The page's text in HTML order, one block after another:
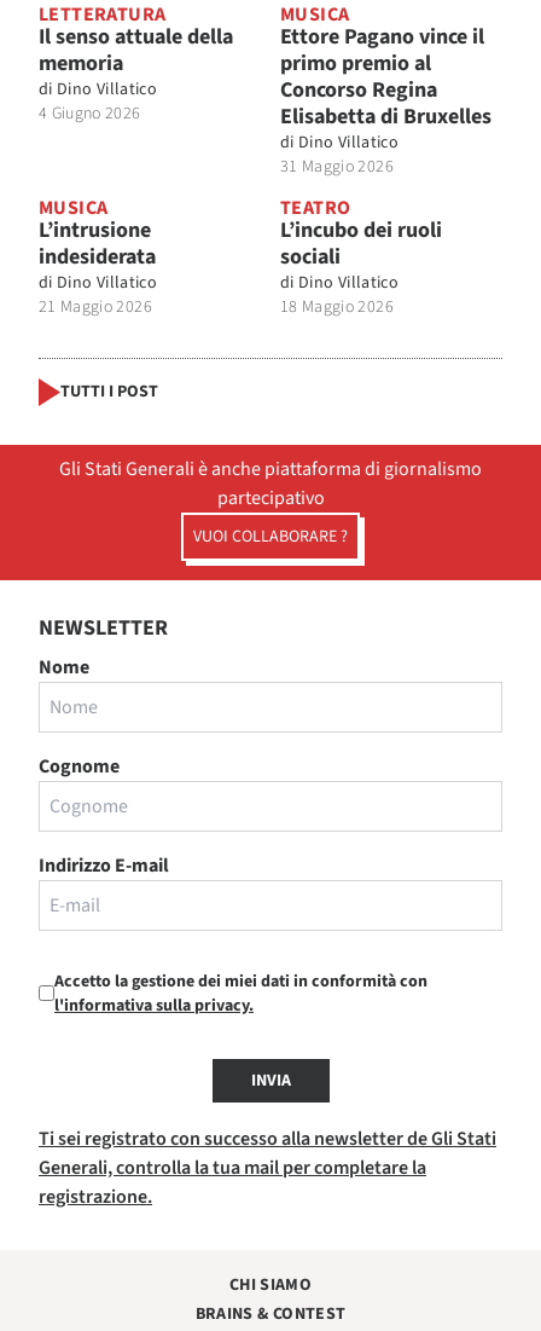
LETTERATURA
Il senso attuale della
memoria
di Dino Villatico
4 Giugno 2026
MUSICA
Ettore Pagano vince il
primo premio al
Concorso Regina
Elisabetta di Bruxelles
di Dino Villatico
31 Maggio 2026
MUSICA
L’intrusione
indesiderata
di Dino Villatico
21 Maggio 2026
TEATRO
L’incubo dei ruoli
sociali
di Dino Villatico
18 Maggio 2026
TUTTI I POST
Gli Stati Generali è anche piattaforma di giornalismo
partecipativo
VUOI COLLABORARE ?
NEWSLETTER
Nome
Cognome
Indirizzo E-mail
Accetto la gestione dei miei dati in conformità con
l'informativa sulla privacy.
INVIA
Ti sei registrato con successo alla newsletter de Gli Stati
Generali, controlla la tua mail per completare la
registrazione.
CHI SIAMO
BRAINS & CONTEST